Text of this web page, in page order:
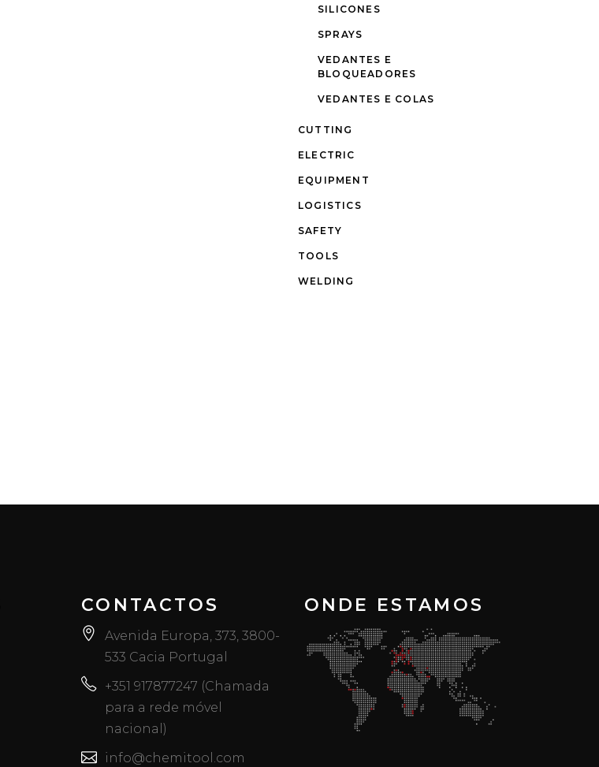
SILICONES
SPRAYS
VEDANTES E
BLOQUEADORES
VEDANTES E COLAS
CUTTING
ELECTRIC
EQUIPMENT
LOGISTICS
SAFETY
TOOLS
WELDING
CONTACTOS
Avenida Europa, 373, 3800-
533 Cacia Portugal
+351 917877247 (Chamada
para a rede móvel
nacional)
info@chemitool.com
ONDE ESTAMOS